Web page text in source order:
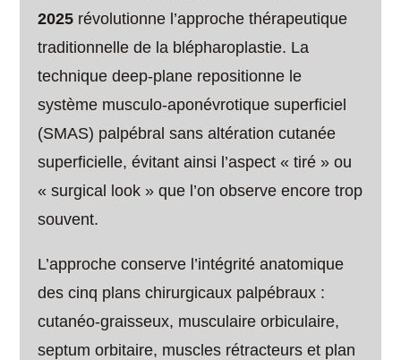
2025 révolutionne l’approche thérapeutique
traditionnelle de la blépharoplastie. La
technique deep-plane repositionne le
système musculo-aponévrotique superficiel
(SMAS) palpébral sans altération cutanée
superficielle, évitant ainsi l’aspect « tiré » ou
« surgical look » que l’on observe encore trop
souvent.
L’approche conserve l’intégrité anatomique
des cinq plans chirurgicaux palpébraux :
cutanéo-graisseux, musculaire orbiculaire,
septum orbitaire, muscles rétracteurs et plan